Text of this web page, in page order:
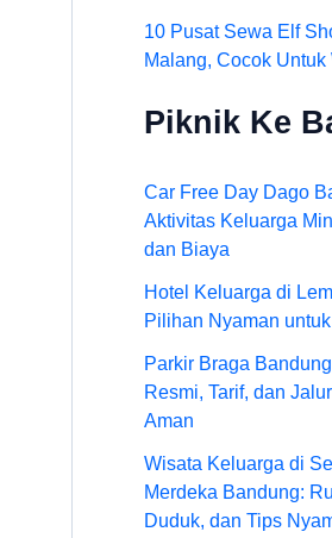
10 Pusat Sewa Elf
Malang, Cocok
Piknik Ke
Car Free Day Dago
Aktivitas Keluarga
dan Biaya
Hotel Keluarga di
Pilihan Nyaman
Parkir Braga
Resmi, Tarif, dan
Aman
Wisata Keluarga di
Merdeka Bandung:
Duduk, dan Tips